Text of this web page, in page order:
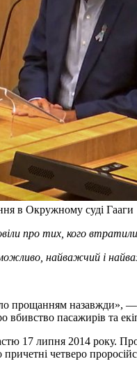
в Окружному суді Гааги
про тих, кого
найважчий і
прощанням назавжди»,
вбивство пасажирів та
17 липня 2014 року.
причетні четверо